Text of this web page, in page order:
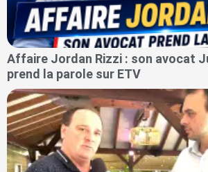
Affaire Jordan Rizzi : son avocat
prend la parole sur ETV